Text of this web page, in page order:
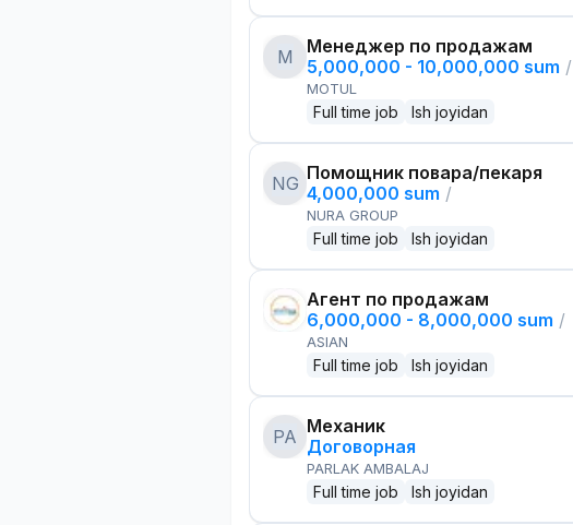
M
Менеджер по продажам
5,000,000 - 10,000,000 sum /
MOTUL
Full time job Ish joyidan
NG Помощник повара/пекаря
4,000,000 sum /
NURA GROUP
Full time job Ish joyidan
Агент по продажам
6,000,000 - 8,000,000 sum /
ASIAN
Full time job Ish joyidan
PA Механик
Договорная
PARLAK AMBALAJ
Full time job Ish joyidan